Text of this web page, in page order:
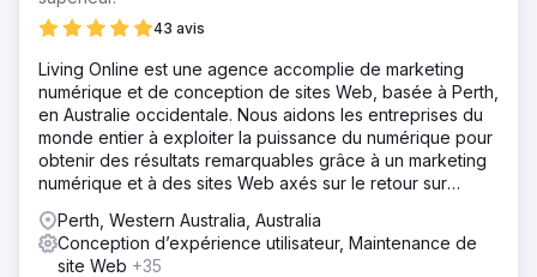
43 avis
Living Online est une agence accomplie de marketing
numérique et de conception de sites Web, basée à Perth,
en Australie occidentale. Nous aidons les entreprises du
monde entier à exploiter la puissance du numérique pour
obtenir des résultats remarquables grâce à un marketing
numérique et à des sites Web axés sur le retour sur
Perth, Western Australia, Australia
Conception d’expérience utilisateur, Maintenance de
site Web +35